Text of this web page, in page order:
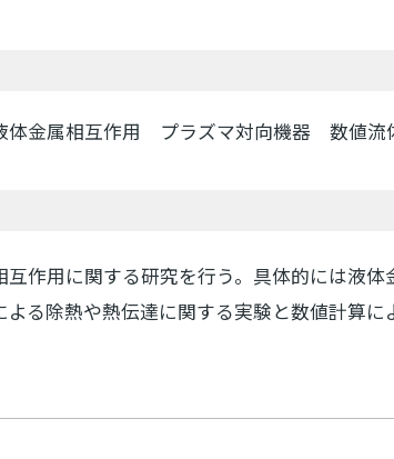
体金属相互作用 プラズマ対向機器 数値
作用に関する研究を行う。具体的には液
る除熱や熱伝達に関する実験と数値計算に